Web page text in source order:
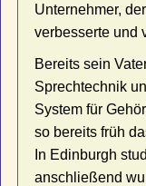
Unternehmer,
verbesserte und
Bereits sein
Sprechtechnik
System für
so bereits früh
In Edinburgh
anschließend